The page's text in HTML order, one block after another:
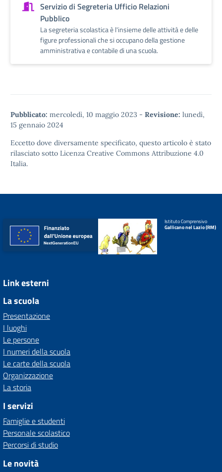
Servizio di Segreteria Ufficio Relazioni
Pubblico
La segreteria scolastica è l'insieme delle attività e delle
figure professionali che si occupano della gestione
amministrativa e contabile di una scuola.
Pubblicato: mercoledì, 10 maggio 2023 - Revisione: lunedì,
15 gennaio 2024
Eccetto dove diversamente specificato, questo articolo è stato
rilasciato sotto Licenza Creative Commons Attribuzione 4.0
Italia.
Istituto Comprensivo
Gallicano nel Lazio (RM)
Link esterni
La scuola
Presentazione
I luoghi
Le persone
I numeri della scuola
Le carte della scuola
Organizzazione
La storia
I servizi
Famiglie e studenti
Personale scolastico
Percorsi di studio
Le novità